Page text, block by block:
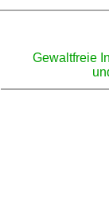
Gewaltfreie